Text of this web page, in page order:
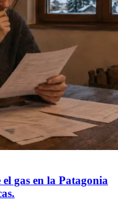
gas en la Patagonia